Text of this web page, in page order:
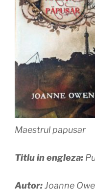
Maestrul papusar
Titlu in engleza:
Autor:Joanne